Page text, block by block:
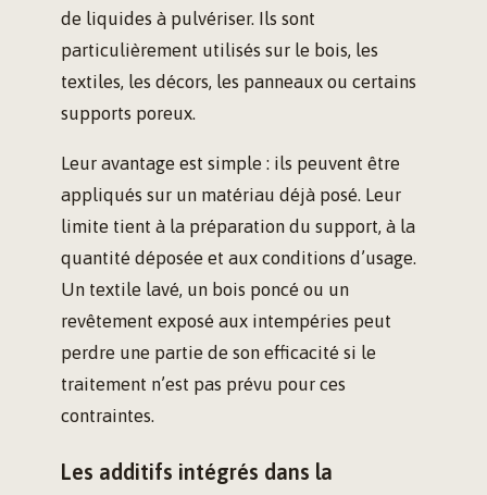
de liquides à pulvériser. Ils sont
particulièrement utilisés sur le bois, les
textiles, les décors, les panneaux ou certains
supports poreux.
Leur avantage est simple : ils peuvent être
appliqués sur un matériau déjà posé. Leur
limite tient à la préparation du support, à la
quantité déposée et aux conditions d’usage.
Un textile lavé, un bois poncé ou un
revêtement exposé aux intempéries peut
perdre une partie de son efficacité si le
traitement n’est pas prévu pour ces
contraintes.
Les additifs intégrés dans la